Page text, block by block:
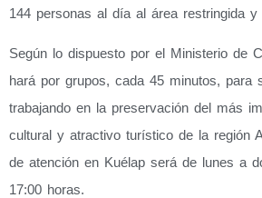
144 personas al día al área restringida
Según lo dispuesto por el Ministerio de
hará por grupos, cada 45 minutos, para
trabajando en la preservación del más
cultural y atractivo turístico de la región
de atención en Kuélap será de lunes a
17:00 horas.